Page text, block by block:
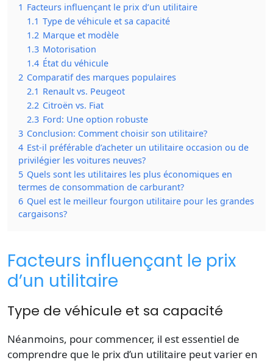
1 Facteurs influençant le prix d’un utilitaire
1.1 Type de véhicule et sa capacité
1.2 Marque et modèle
1.3 Motorisation
1.4 État du véhicule
2 Comparatif des marques populaires
2.1 Renault vs. Peugeot
2.2 Citroën vs. Fiat
2.3 Ford: Une option robuste
3 Conclusion: Comment choisir son utilitaire?
4 Est-il préférable d’acheter un utilitaire occasion ou de
privilégier les voitures neuves?
5 Quels sont les utilitaires les plus économiques en
termes de consommation de carburant?
6 Quel est le meilleur fourgon utilitaire pour les grandes
cargaisons?
Facteurs influençant le prix
d’un utilitaire
Type de véhicule et sa capacité
Néanmoins, pour commencer, il est essentiel de
comprendre que le prix d’un utilitaire peut varier en